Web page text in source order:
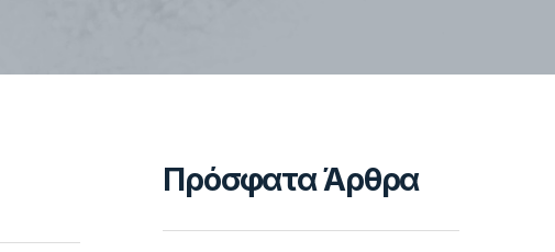
Πρόσφατα Άρθρα